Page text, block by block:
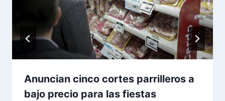
Anuncian cinco cortes parrilleros a
bajo precio para las fiestas